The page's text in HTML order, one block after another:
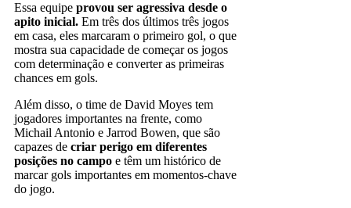
Essa equipe provou ser agressiva desde o
apito inicial. Em três dos últimos três jogos
em casa, eles marcaram o primeiro gol, o que
mostra sua capacidade de começar os jogos
com determinação e converter as primeiras
chances em gols.
Além disso, o time de David Moyes tem
jogadores importantes na frente, como
Michail Antonio e Jarrod Bowen, que são
capazes de criar perigo em diferentes
posições no campo e têm um histórico de
marcar gols importantes em momentos-chave
do jogo.